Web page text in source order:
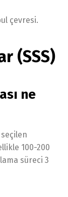
çevresi.
(SSS)
ne
100-200
süreci 3